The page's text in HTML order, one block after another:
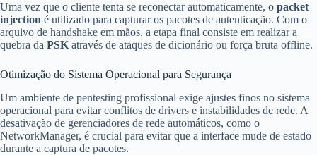
Uma vez que o cliente tenta se reconectar automaticamente, o packet
injection é utilizado para capturar os pacotes de autenticação. Com o
arquivo de handshake em mãos, a etapa final consiste em realizar a
quebra da PSK através de ataques de dicionário ou força bruta offline.
Otimização do Sistema Operacional para Segurança
Um ambiente de pentesting profissional exige ajustes finos no sistema
operacional para evitar conflitos de drivers e instabilidades de rede. A
desativação de gerenciadores de rede automáticos, como o
NetworkManager, é crucial para evitar que a interface mude de estado
durante a captura de pacotes.